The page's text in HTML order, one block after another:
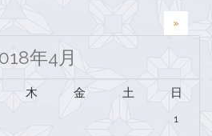
»
年4月
木 金 土 日
1